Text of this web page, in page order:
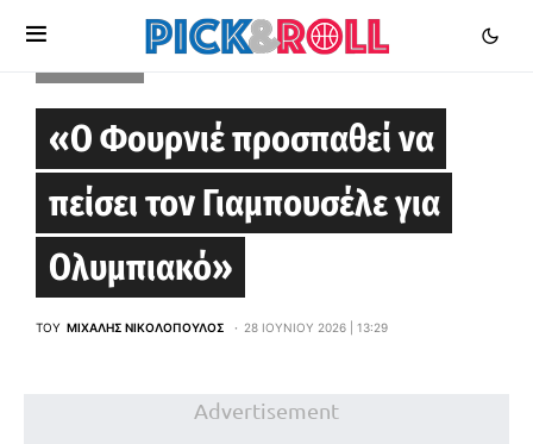
«Ο Φουρνιέ προσπαθεί να
πείσει τον Γιαμπουσέλε για
Ολυμπιακό»
ΤΟΥ ΜΙΧΆΛΗΣ ΝΙΚΟΛΌΠΟΥΛΟΣ 28 ΙΟΥΝΊΟΥ 2026 | 13:29
Advertisement